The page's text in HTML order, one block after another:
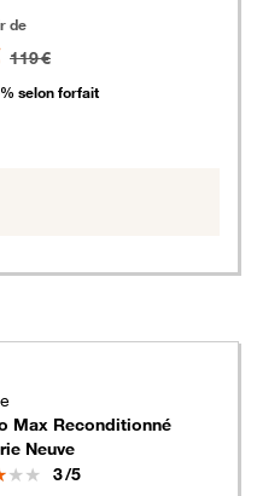
de
119 €
selon forfait
Max Reconditionné
Neuve
Note
3/5